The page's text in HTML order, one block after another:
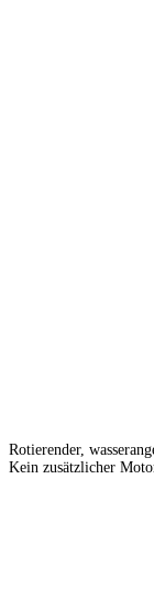
Rotierender,
Kein zusätzlicher